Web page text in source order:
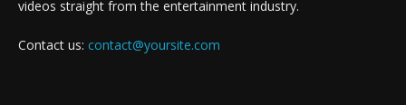
videos straight from the entertainment industry.
Contact us: contact@yoursite.com